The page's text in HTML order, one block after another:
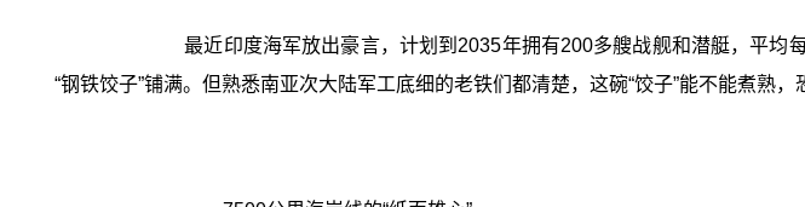
最近印度海军放出豪言，计划到2035年拥有200多艘战舰和潜艇，平
“钢铁饺子”铺满。但熟悉南亚次大陆军工底细的老铁们都清楚，这碗“饺子”能不能煮熟